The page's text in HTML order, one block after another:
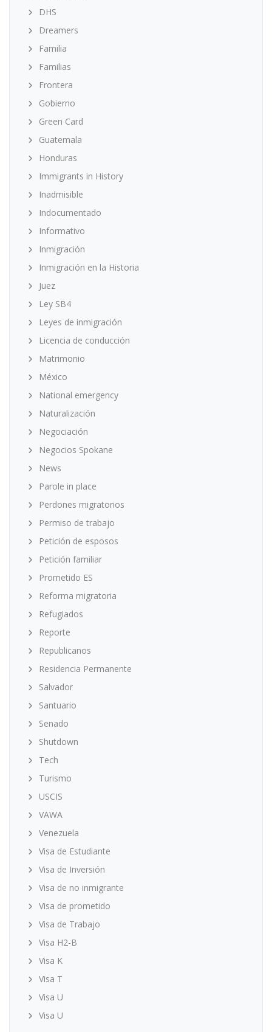
DHS
Dreamers
Familia
Familias
Frontera
Gobierno
Green Card
Guatemala
Honduras
Immigrants in History
Inadmisible
Indocumentado
Informativo
Inmigración
Inmigración en la Historia
Juez
Ley SB4
Leyes de inmigración
Licencia de conducción
Matrimonio
México
National emergency
Naturalización
Negociación
Negocios Spokane
News
Parole in place
Perdones migratorios
Permiso de trabajo
Petición de esposos
Petición familiar
Prometido ES
Reforma migratoria
Refugiados
Reporte
Republicanos
Residencia Permanente
Salvador
Santuario
Senado
Shutdown
Tech
Turismo
USCIS
VAWA
Venezuela
Visa de Estudiante
Visa de Inversión
Visa de no inmigrante
Visa de prometido
Visa de Trabajo
Visa H2-B
Visa K
Visa T
Visa U
Visa U